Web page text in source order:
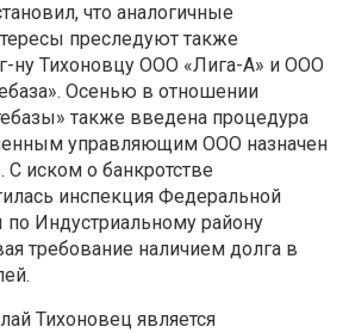
что аналогичные
преследуют также
ну Тихоновцу ООО «Лига-А» и ООО
Осенью в отношении
также введена процедура
управляющим ООО назначен
иском о банкротстве
инспекция Федеральной
Индустриальному району
требование наличием долга в
Тихоновец является